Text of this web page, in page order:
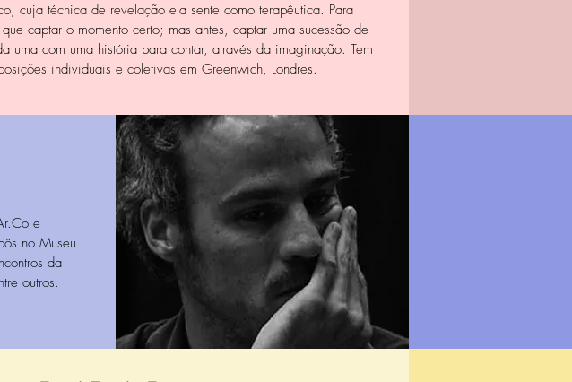
cuja técnica de revelação ela sente como terapêutica. Para
captar o momento certo; mas antes, captar uma sucessão de
uma com uma história para contar, através da imaginação. Tem
individuais e coletivas em Greenwich, Londres.
e
no Museu
da
outros.